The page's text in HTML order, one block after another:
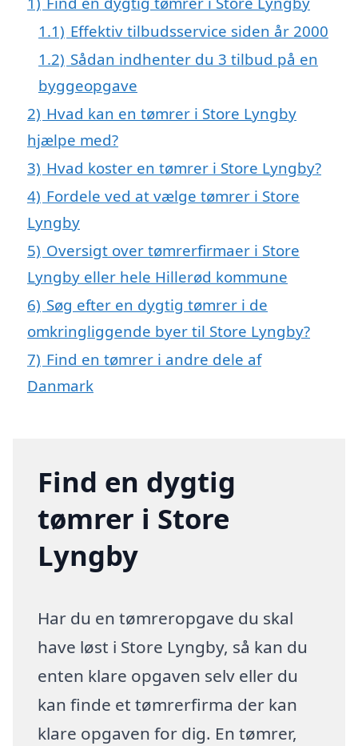
1.1) Effektiv tilbudsservice siden år 2000
1.2) Sådan indhenter du 3 tilbud på en
byggeopgave
2) Hvad kan en tømrer i Store Lyngby
hjælpe med?
3) Hvad koster en tømrer i Store Lyngby?
4) Fordele ved at vælge tømrer i Store
Lyngby
5) Oversigt over tømrerfirmaer i Store
Lyngby eller hele Hillerød kommune
6) Søg efter en dygtig tømrer i de
omkringliggende byer til Store Lyngby?
7) Find en tømrer i andre dele af
Danmark
Find en dygtig
tømrer i Store
Lyngby
Har du en tømreropgave du skal
have løst i Store Lyngby, så kan du
enten klare opgaven selv eller du
kan finde et tømrerfirma der kan
klare opgaven for dig. En tømrer,